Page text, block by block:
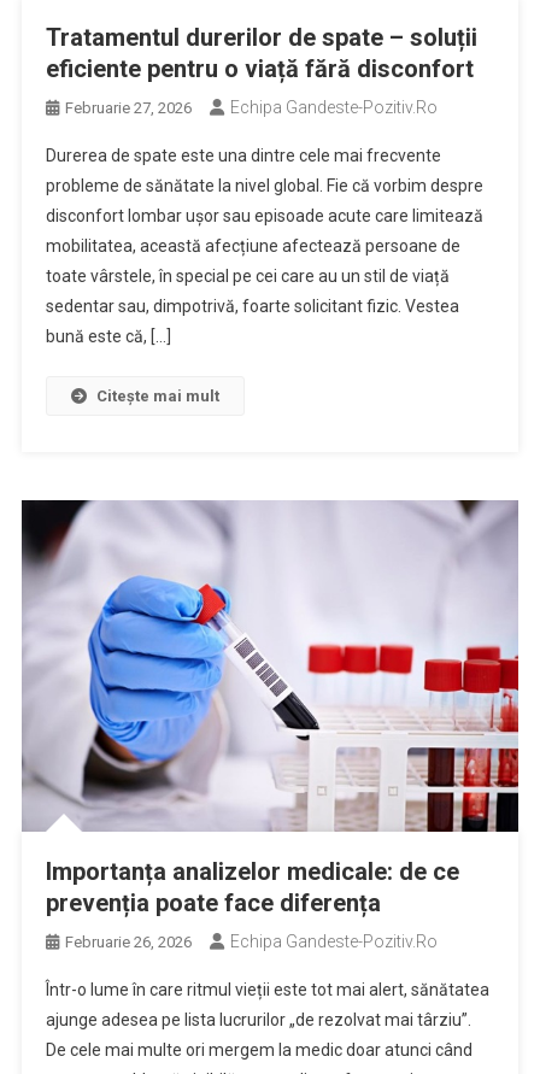
Tratamentul durerilor de spate – soluții
eficiente pentru o viață fără disconfort
Februarie 27, 2026 Echipa Gandeste-Pozitiv.ro
Durerea de spate este una dintre cele mai frecvente
probleme de sănătate la nivel global. Fie că vorbim despre
disconfort lombar ușor sau episoade acute care limitează
mobilitatea, această afecțiune afectează persoane de
toate vârstele, în special pe cei care au un stil de viață
sedentar sau, dimpotrivă, foarte solicitant fizic. Vestea
bună este că, […]
Citește mai mult
Importanța analizelor medicale: de ce
prevenția poate face diferența
Februarie 26, 2026 Echipa Gandeste-Pozitiv.ro
Într-o lume în care ritmul vieții este tot mai alert, sănătatea
ajunge adesea pe lista lucrurilor „de rezolvat mai târziu”.
De cele mai multe ori mergem la medic doar atunci când